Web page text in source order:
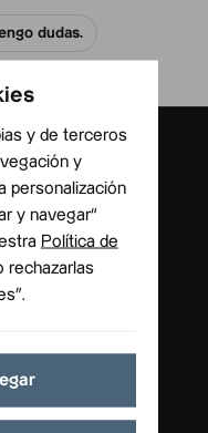
dudas.
puertas con tu
y de terceros
y
personalización
y navegar“
Política de
rechazarlas